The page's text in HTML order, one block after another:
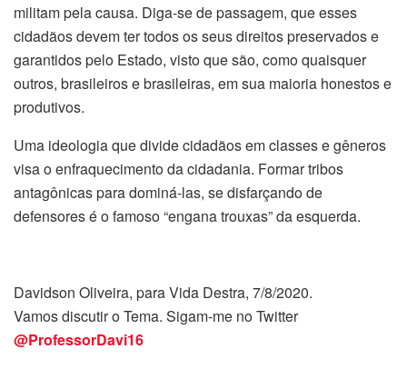
militam pela causa. Diga-se de passagem, que esses
cidadãos devem ter todos os seus direitos preservados e
garantidos pelo Estado, visto que são, como quaisquer
outros, brasileiros e brasileiras, em sua maioria honestos e
produtivos.
Uma ideologia que divide cidadãos em classes e gêneros
visa o enfraquecimento da cidadania. Formar tribos
antagônicas para dominá-las, se disfarçando de
defensores é o famoso “engana trouxas” da esquerda.
Davidson Oliveira, para Vida Destra, 7/8/2020.
Vamos discutir o Tema. Sigam-me no Twitter
@ProfessorDavi16